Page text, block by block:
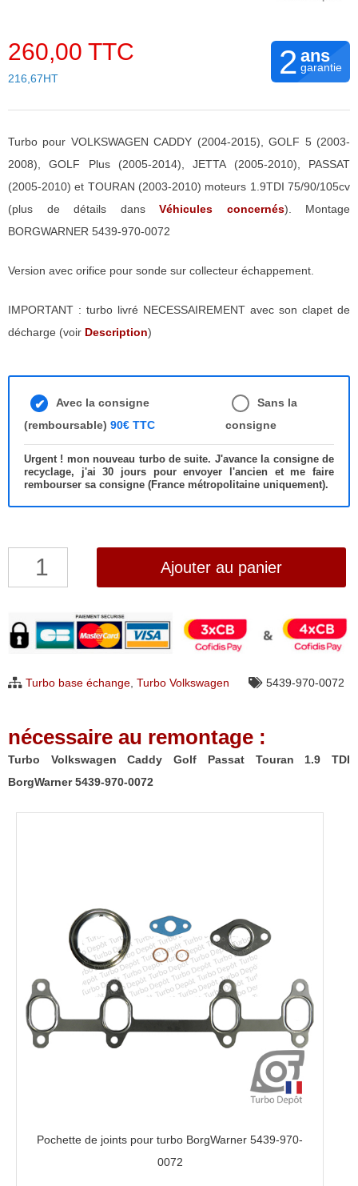
260,00 TTC
216,67HT 2 ans
garantie
Turbo pour VOLKSWAGEN CADDY (2004-2015), GOLF 5 (2003-
2008), GOLF Plus (2005-2014), JETTA (2005-2010), PASSAT
(2005-2010) et TOURAN (2003-2010) moteurs 1.9TDI 75/90/105cv
(plus de détails dans Véhicules concernés). Montage
BORGWARNER 5439-970-0072
Version avec orifice pour sonde sur collecteur échappement.
IMPORTANT : turbo livré NECESSAIREMENT avec son clapet de
décharge (voir Description)
Avec la consigne
(remboursable) 90€ TTC
Sans la
consigne
Urgent ! mon nouveau turbo de suite. J'avance la consigne de
recyclage, j'ai 30 jours pour envoyer l'ancien et me faire
rembourser sa consigne (France métropolitaine uniquement).
quantité
Volkswagen
Caddy
Passat
1.9
TDI
BorgWarner
Ajouter au panier
Turbo base échange, Turbo Volkswagen 5439-970-0072
nécessaire au remontage :
Turbo Volkswagen Caddy Golf Passat Touran 1.9 TDI
BorgWarner 5439-970-0072
Pochette de joints pour turbo BorgWarner 5439-970-
0072